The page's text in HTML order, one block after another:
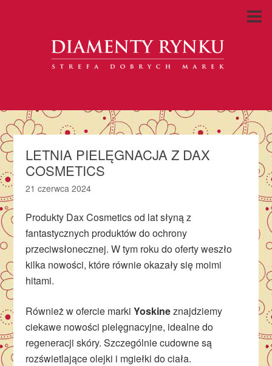
LETNIA PIELĘGNACJA Z DAX
COSMETICS
21 czerwca 2024
Produkty Dax Cosmetics od lat słyną z
fantastycznych produktów do ochrony
przeciwsłonecznej. W tym roku do oferty weszło
kilka nowości, które równie okazały się moimi
hitami.
Również w ofercie markiYoskineznajdziemy
ciekawe nowości pielęgnacyjne, idealne do
regeneracji skóry. Szczególnie cudowne są
rozświetlające olejki i mgiełki do ciała.